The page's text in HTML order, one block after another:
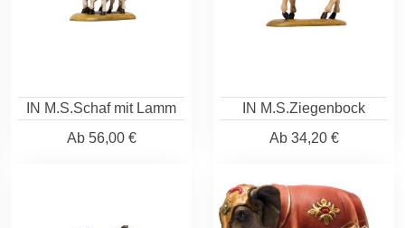
IN M.S.Schaf mit Lamm
Ab56,00 €
IN M.S.Ziegenbock
Ab34,20 €